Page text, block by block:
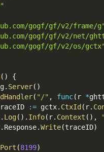
gogf/gf/v2/frame/
gogf/gf/v2/net/
gogf/gf/v2/os/
( )
{
g. Server( )
( "/" , func( r *
:= gctx. CtxId ( r.
. Log( ) . Info( r. Context ( ) ,
. Response.Write(traceID)
(8199)